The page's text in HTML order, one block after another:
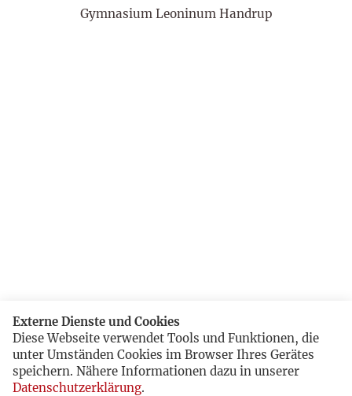
Gymnasium Leoninum Handrup
Externe Dienste und Cookies
Diese Webseite verwendet Tools und Funktionen, die
unter Umständen Cookies im Browser Ihres Gerätes
speichern. Nähere Informationen dazu in unserer
Datenschutzerklärung.